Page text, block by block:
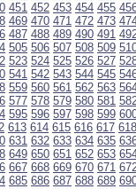
451 452 453 454 455
469 470 471 472 473
487 488 489 490 491
505 506 507 508 509
523 524 525 526 527
541 542 543 544 545
559 560 561 562 563
577 578 579 580 581
595 596 597 598 599
613 614 615 616 617 618
631 632 633 634 635
649 650 651 652 653
667 668 669 670 671
685 686 687 688 689